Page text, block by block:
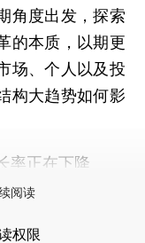
角度出发，探索
的本质，以期更
场、个人以及投
构大趋势如何影
率正在下降
阅读
权限